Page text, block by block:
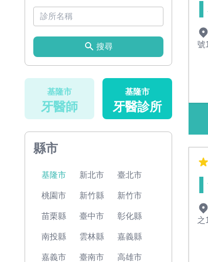
搜尋
基隆市
牙醫師
基隆市
牙醫診所
縣市
基隆市 新北市 臺北市
桃園市 新竹縣 新竹市
苗栗縣 臺中市 彰化縣
南投縣 雲林縣 嘉義縣
嘉義市 臺南市 高雄市
號
之